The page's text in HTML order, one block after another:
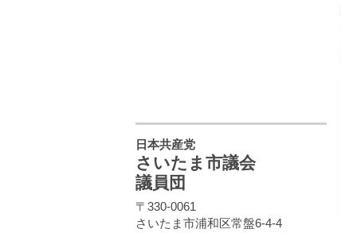
日本共産党
さいたま市議会
議員団
〒330-0061
さいたま市浦和区常盤6-4-4